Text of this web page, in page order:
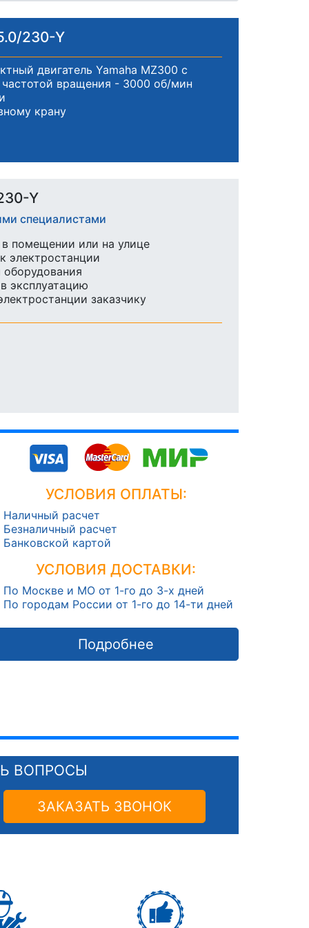
230-Y
двигатель Yamaha MZ300 с
вращения - 3000 об/мин
крану
Y
специалистами
помещении или на улице
электростанции
эксплуатацию
заказчику
УСЛОВИЯ ОПЛАТЫ:
Наличный расчет
Безналичный расчет
Банковской картой
УСЛОВИЯ ДОСТАВКИ:
По Москве и МО от 1-го до 3-х дней
По городам России от 1-го до 14-ти дней
Подробнее
ВОПРОСЫ
ЗАКАЗАТЬ ЗВОНОК